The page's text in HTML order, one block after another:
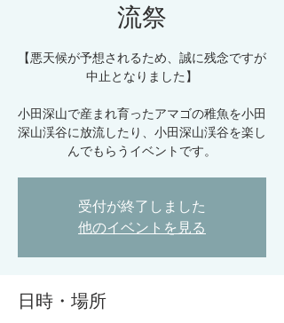
流祭
【悪天候が予想されるため、誠に残念ですが
中止となりました】
小田深山で産まれ育ったアマゴの稚魚を小田
深山渓谷に放流したり、小田深山渓谷を楽し
んでもらうイベントです。
受付が終了しました
他のイベントを見る
日時・場所